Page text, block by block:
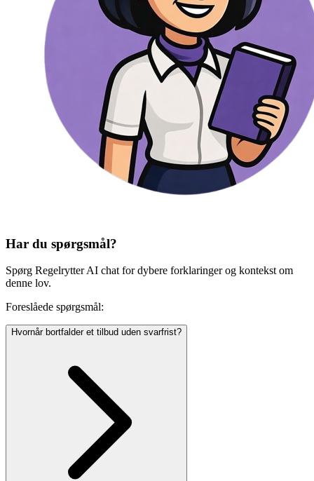
Har du spørgsmål?
Spørg Regelrytter AI chat for dybere forklaringer og kontekst om
denne lov.
Foreslåede spørgsmål:
Hvornår bortfalder et tilbud uden svarfrist?